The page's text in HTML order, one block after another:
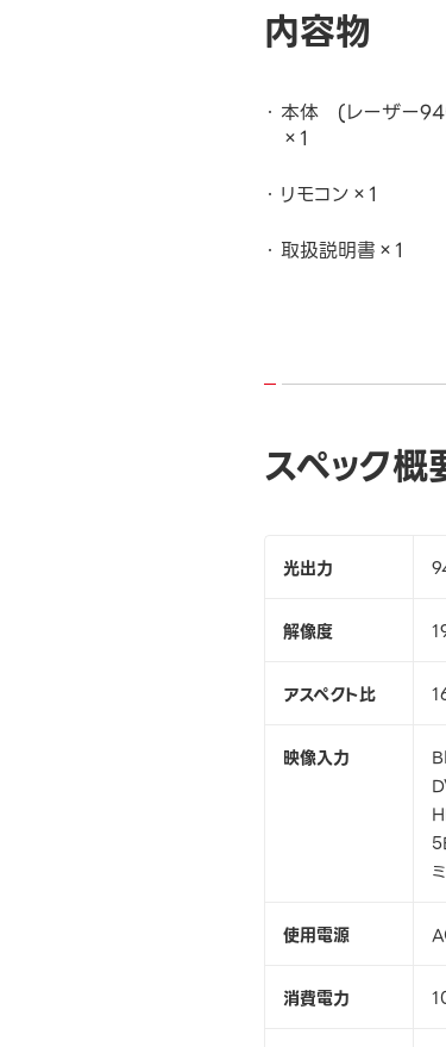
内容物
本体 (レーザー
×1
リモコン×1
取扱説明書×1
スペック概
光出力
解像度
アスペクト比
映像入力
使用電源
消費電力